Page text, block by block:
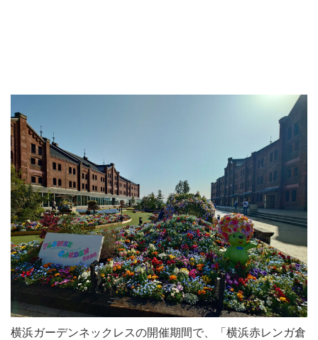
横浜ガーデンネックレスの開催期間で、「横浜赤レンガ倉